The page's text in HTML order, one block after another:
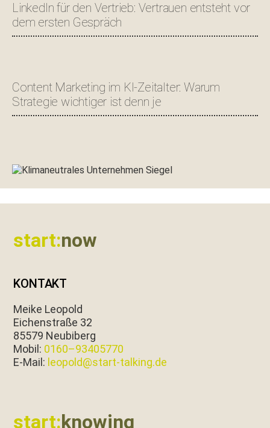
LinkedIn für den Vertrieb: Vertrauen entsteht vor
dem ersten Gespräch
Content Marketing im KI-Zeitalter: Warum
Strategie wichtiger ist denn je
start:now
KONTAKT
Meike Leopold
Eichen­straße 32
85579 Neubiberg
Mobil: 0160–93405770
E‑Mail: leopold@start-talking.de
start:knowing